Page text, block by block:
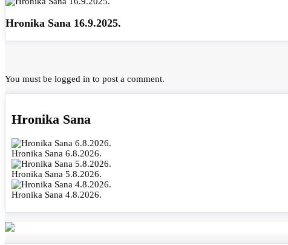
Hronika Sana 16.9.2025.
You must be logged in to post a comment.
Hronika Sana
Hronika Sana 6.8.2026.
Hronika Sana 5.8.2026.
Hronika Sana 4.8.2026.